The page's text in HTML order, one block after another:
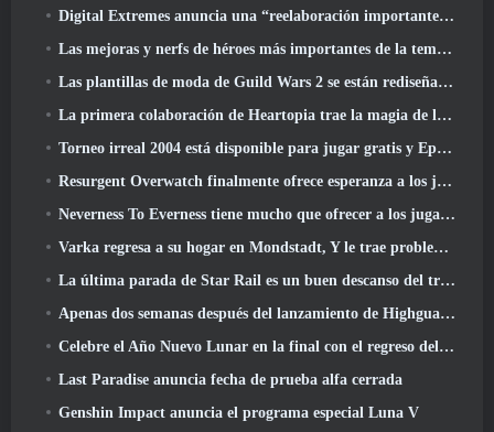
Digital Extremes anuncia una “reelaboración importante” del sistema de progresión del jugador de Soulframe
Las mejoras y nerfs de héroes más importantes de la temporada 6.5
Las plantillas de moda de Guild Wars 2 se están rediseñando según los comentarios de los jugadores
La primera colaboración de Heartopia trae la magia de la amistad de My Little Pony
Torneo irreal 2004 está disponible para jugar gratis y Epic no demandará a nadie por ello
Resurgent Overwatch finalmente ofrece esperanza a los jugadores
Neverness To Everness tiene mucho que ofrecer a los jugadores, particularmente divertido
Varka regresa a su hogar en Mondstadt, Y le trae problemas en la actualización Luna V de Genshin Impact
La última parada de Star Rail es un buen descanso del trauma
Apenas dos semanas después del lanzamiento de Highguard, Wildlight Entertainment anuncia despidos
Celebre el Año Nuevo Lunar en la final con el regreso del 'Modo Bank It'
Last Paradise anuncia fecha de prueba alfa cerrada
Genshin Impact anuncia el programa especial Luna V